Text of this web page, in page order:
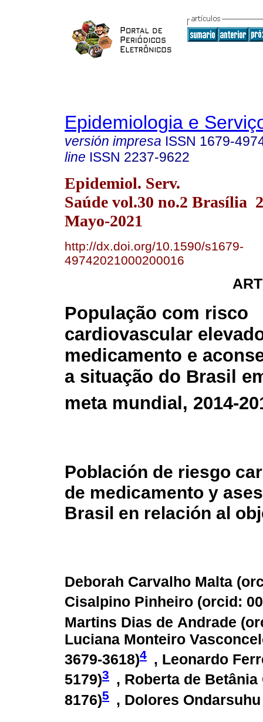
Epidemiologia e
versión impresa ISSN 1679-
line ISSN 2237-9622
Epidemiol. Serv.
Saúde vol.30 no.2 Brasília
Mayo-2021
http://dx.doi.org/10.1590/s1679-
49742021000200016
População com risco
cardiovascular
medicamento e
a situação do Brasil
meta mundial, 2014-
Población de riesgo
de medicamento y
Brasil en relación al
Deborah Carvalho Malta (
Cisalpino Pinheiro (orcid:
Martins Dias de Andrade (
Luciana Monteiro
3679-3618)4 , Leonardo
5179)3
, Roberta de Betânia
8176)5 , Dolores Ondarsuhu